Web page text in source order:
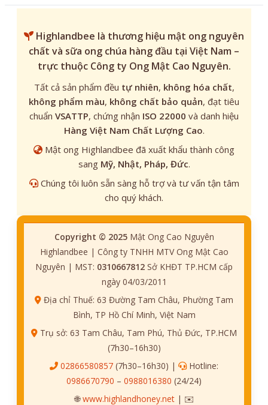
Highlandbee là thương hiệu mật ong nguyên
chất và sữa ong chúa hàng đầu tại Việt Nam –
trực thuộc Công ty Ong Mật Cao Nguyên.
Tất cả sản phẩm đều tự nhiên, không hóa chất,
không phẩm màu, không chất bảo quản, đạt tiêu
chuẩn VSATTP, chứng nhận ISO 22000 và danh hiệu
Hàng Việt Nam Chất Lượng Cao.
Mật ong Highlandbee đã xuất khẩu thành công
sang Mỹ, Nhật, Pháp, Đức.
Chúng tôi luôn sẵn sàng hỗ trợ và tư vấn tận tâm
cho quý khách.
Copyright © 2025Mật Ong Cao Nguyên
Highlandbee | Công ty TNHH MTV Ong Mật Cao
Nguyên | MST: 0310667812 Sở KHĐT TP.HCM cấp
ngày 04/03/2011
Địa chỉ Thuế: 63 Đường Tam Châu, Phường Tam
Bình, TP Hồ Chí Minh, Việt Nam
Trụ sở: 63 Tam Châu, Tam Phú, Thủ Đức, TP.HCM
(7h30–16h30)
02866580857 (7h30–16h30) |
Hotline:
0986670790 – 0988016380 (24/24)
🌐www.highlandhoney.net| ✉️